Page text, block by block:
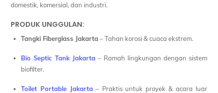
domestik, komersial, dan industri.
PRODUK UNGGULAN:
Tangki Fiberglass Jakarta– Tahan korosi & cuaca ekstrem.
Bio Septic Tank Jakarta– Ramah lingkungan dengan sistem
biofilter.
Toilet Portable Jakarta– Praktis untuk proyek & acara luar